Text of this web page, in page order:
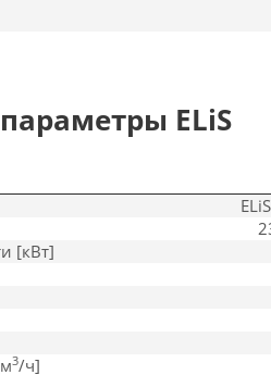
ELiS
[кВт]
3/ч]